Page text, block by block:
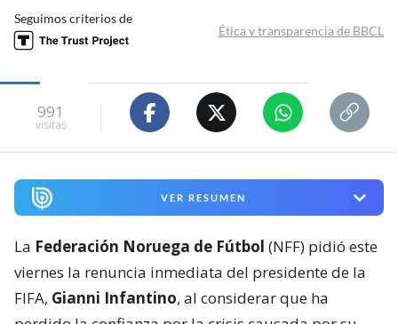
Seguimos criterios de
Ética y transparencia de BBCL
991
visitas
VER RESUMEN
La Federación Noruega de Fútbol (NFF) pidió este
viernes la renuncia inmediata del presidente de la
FIFA, Gianni Infantino, al considerar que ha